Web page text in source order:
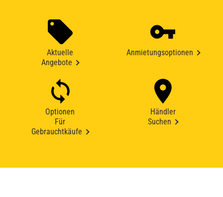
Aktuelle
Angebote
Anmietungsoptionen
Optionen
Für
Gebrauchtkäufe
Händler
Suchen